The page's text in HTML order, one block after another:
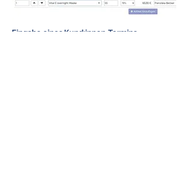
Eingabe eines Kund:innen-Termins